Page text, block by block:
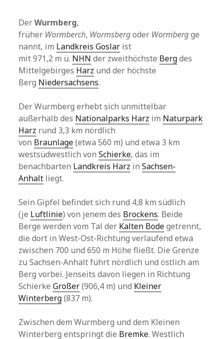
DerWurmberg,
früher Wormberch, Wormsbergoder Wormbergge
nannt, im Landkreis Goslar ist
mit 971,2 m ü. NHN der zweithöchste Bergdes
Mittelgebirges Harz und der höchste
Berg Niedersachsens.
Der Wurmberg erhebt sich unmittelbar
außerhalb des Nationalparks Harz im Naturpark
Harz rund 3,3 km nördlich
von Braunlage(etwa 560 m) und etwa 3 km
westsüdwestlich vonSchierke, das im
benachbarten Landkreis Harz inSachsen-
Anhalt liegt.
Sein Gipfel befindet sich rund 4,8 km südlich
(je Luftlinie) von jenem des Brockens. Beide
Berge werden vom Tal der Kalten Bodegetrennt,
die dort in West-Ost-Richtung verlaufend etwa
zwischen 700 und 650 m Höhe fließt. Die Grenze
zu Sachsen-Anhalt führt nördlich und östlich am
Berg vorbei. Jenseits davon liegen in Richtung
SchierkeGroßer(906,4 m) und Kleiner
Winterberg(837 m).
Zwischen dem Wurmberg und dem Kleinen
Winterberg entspringt die Bremke. Westlich